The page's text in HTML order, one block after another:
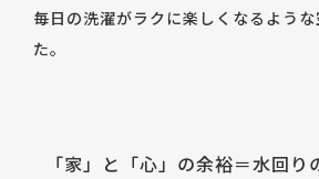
毎日の洗濯がラクに楽しくなるよう
た。
「家」と「心」の余裕＝水回り